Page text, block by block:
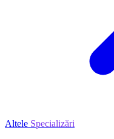
Altele Specializări